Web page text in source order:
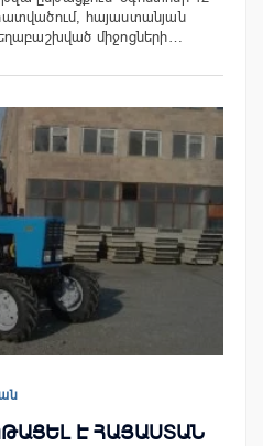
հայաստանյան
միջոցների…
Է ՀԱՅԱՍՏԱՆ